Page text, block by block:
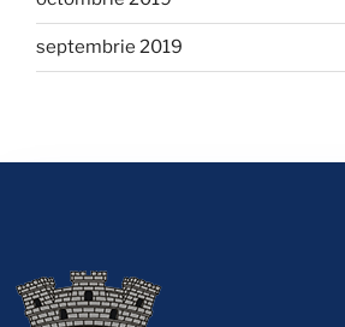
septembrie 2019